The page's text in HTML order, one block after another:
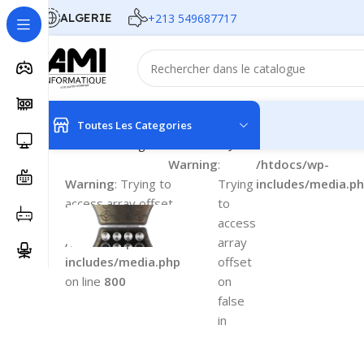
ALGERIE +213 549687717
Toutes Les Categories
Warning:
Trying
to
access
array
offset
on
false
in
/htdocs/wp-
includes/
Warning: Trying to
access array offset
on false in
/htdocs/wp-
includes/media.php
on line 800